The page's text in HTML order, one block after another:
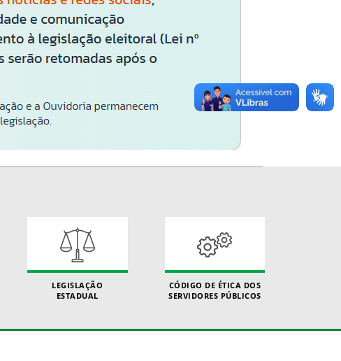
LEGISLAÇÃO
ESTADUAL
CÓDIGO DE ÉTICA DOS
SERVIDORES PÚBLICOS